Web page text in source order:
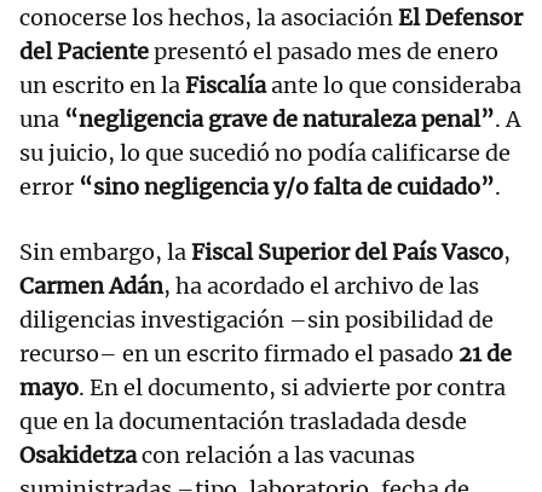
conocerse los hechos, la asociaciónEl Defensor
del Pacientepresentó el pasado mes de enero
un escrito en laFiscalíaante lo que consideraba
una “negligencia grave de naturaleza penal”. A
su juicio, lo que sucedió no podía calificarse de
error “sino negligencia y/o falta de cuidado”.
Sin embargo, laFiscal Superior del País Vasco,
Carmen Adán, ha acordado el archivo de las
diligencias investigación –sin posibilidad de
recurso– en un escrito firmado el pasado 21 de
mayo. En el documento, si advierte por contra
que en la documentación trasladada desde
Osakidetzacon relación a las vacunas